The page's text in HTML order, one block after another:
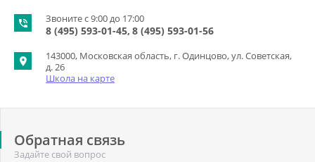
Звоните с 9:00 до 17:00
8 (495) 593-01-45 8 (495) 593-01-56
143000, Московская область, г. Одинцово, ул. Советская,
д. 26
Школа на карте
Обратная связь
Задайте свой вопрос